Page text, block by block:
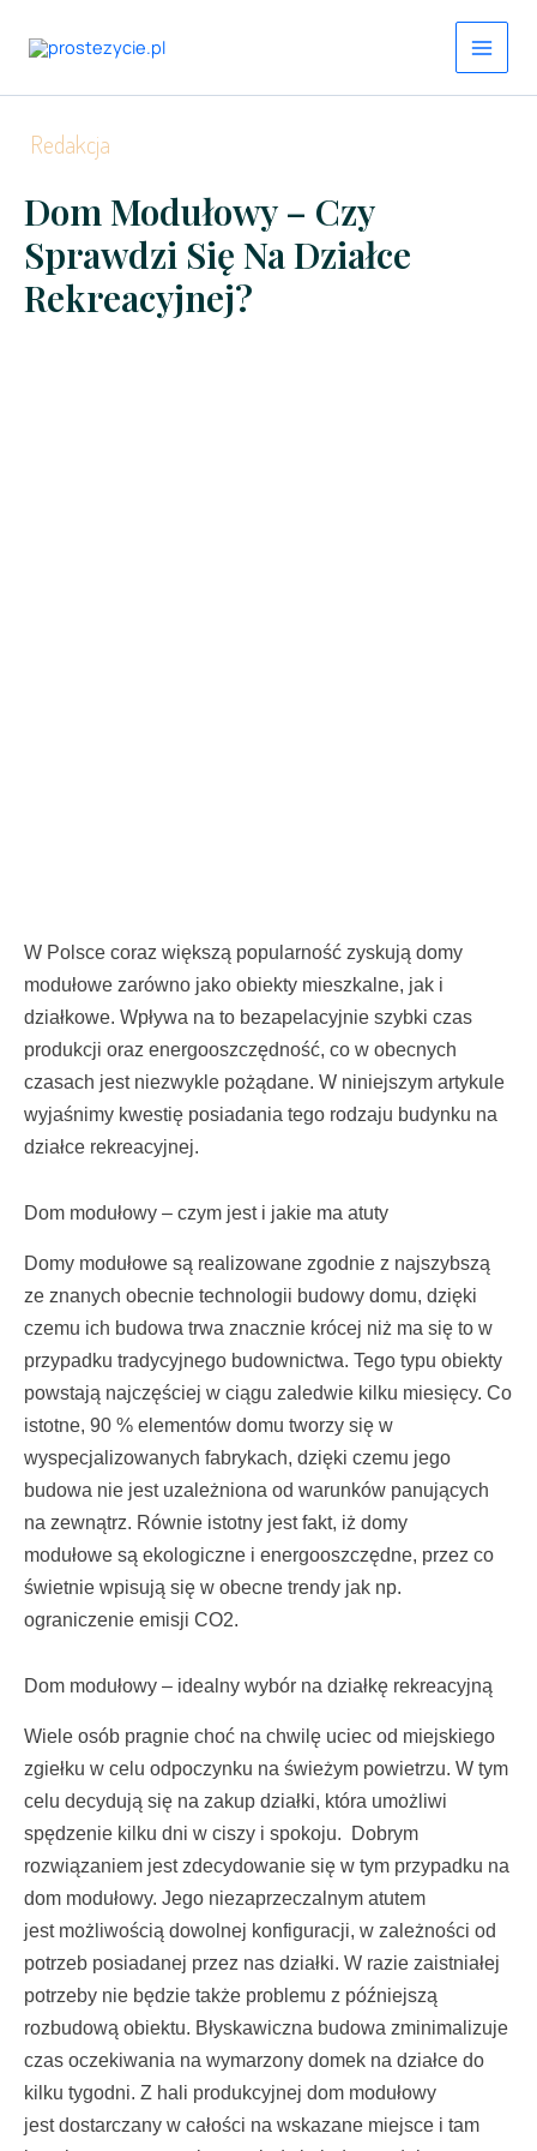
Redakcja
Dom Modułowy – Czy
Sprawdzi Się Na Działce
Rekreacyjnej?
W Polsce coraz większą popularność zyskują domy
modułowe zarówno jako obiekty mieszkalne, jak i
działkowe. Wpływa na to bezapelacyjnie szybki czas
produkcji oraz energooszczędność, co w obecnych
czasach jest niezwykle pożądane. W niniejszym artykule
wyjaśnimy kwestię posiadania tego rodzaju budynku na
działce rekreacyjnej.
Dom modułowy – czym jest i jakie ma atuty
Domy modułowe są realizowane zgodnie z najszybszą
ze znanych obecnie technologii budowy domu, dzięki
czemu ich budowa trwa znacznie krócej niż ma się to w
przypadku tradycyjnego budownictwa. Tego typu obiekty
powstają najczęściej w ciągu zaledwie kilku miesięcy. Co
istotne, 90 % elementów domu tworzy się w
wyspecjalizowanych fabrykach, dzięki czemu jego
budowa nie jest uzależniona od warunków panujących
na zewnątrz. Równie istotny jest fakt, iż domy
modułowe są ekologiczne i energooszczędne, przez co
świetnie wpisują się w obecne trendy jak np.
ograniczenie emisji CO2.
Dom modułowy – idealny wybór na działkę rekreacyjną
Wiele osób pragnie choć na chwilę uciec od miejskiego
zgiełku w celu odpoczynku na świeżym powietrzu. W tym
celu decydują się na zakup działki, która umożliwi
spędzenie kilku dni w ciszy i spokoju. Dobrym
rozwiązaniem jest zdecydowanie się w tym przypadku na
dom modułowy. Jego niezaprzeczalnym atutem
jest możliwością dowolnej konfiguracji, w zależności od
potrzeb posiadanej przez nas działki. W razie zaistniałej
potrzeby nie będzie także problemu z późniejszą
rozbudową obiektu. Błyskawiczna budowa zminimalizuje
czas oczekiwania na wymarzony domek na działce do
kilku tygodni. Z hali produkcyjnej dom modułowy
jest dostarczany w całości na wskazane miejsce i tam